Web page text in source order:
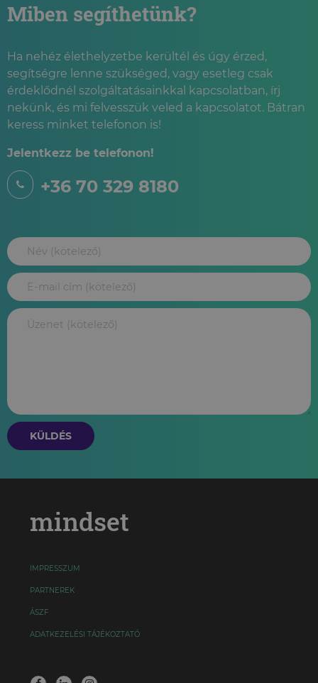
Miben segíthetünk?
Ha nehéz élethelyzetbe kerültél és úgy érzed,
segítségre lenne szükséged, vagy esetleg csak
érdeklődnél szolgáltatásainkkal kapcsolatban, írj
nekünk, és mi felvesszük veled a kapcsolatot. Bátran
keress minket telefonon is!
Jelentkezz be telefonon!
+36 70 329 8180
KÜLDÉS
mindset
IMPRESSZUM
PARTNEREK
ÁSZF
ADATKEZELÉSI TÁJÉKOZTATÓ